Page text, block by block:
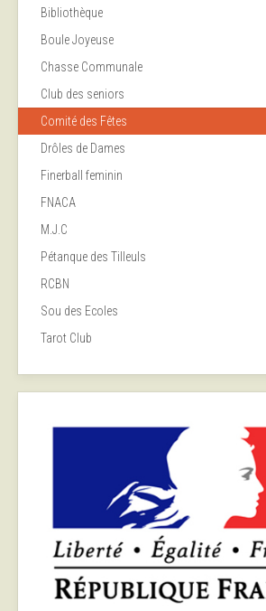
Bibliothèque
Boule Joyeuse
Chasse Communale
Club des seniors
Comité des Fêtes
Drôles de Dames
Finerball feminin
FNACA
M.J.C
Pétanque des Tilleuls
RCBN
Sou des Ecoles
Tarot Club